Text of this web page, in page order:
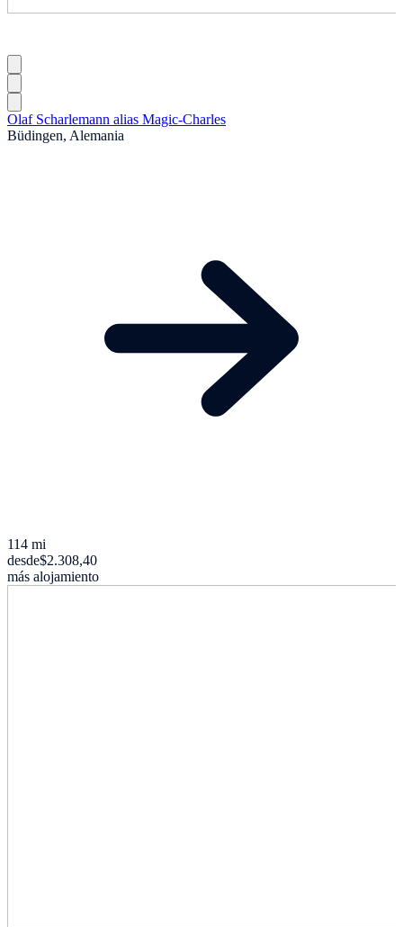
Olaf Scharlemann alias Magic-Charles
Büdingen, Alemania
114 mi
desde$2.308,40
más alojamiento